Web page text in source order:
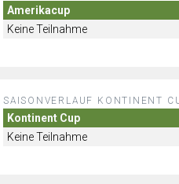
Amerikacup
Keine Teilnahme
SAISONVERLAUF KONTINENT
Kontinent Cup
Keine Teilnahme